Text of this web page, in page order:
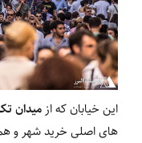
این خیابان که از میدان
های اصلی خرید شهر و